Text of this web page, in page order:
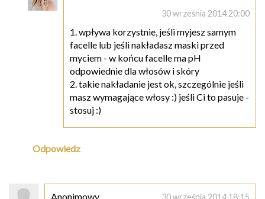
30 września 2014 20:00
1. wpływa korzystnie, jeśli myjesz samym
facelle lub jeśli nakładasz maski przed
myciem - w końcu facelle ma pH
odpowiednie dla włosów i skóry
2. takie nakładanie jest ok, szczególnie jeśli
masz wymagające włosy :) jeśli Ci to pasuje -
stosuj :)
Odpowiedz
Anonimowy 30 września 2014 18:15